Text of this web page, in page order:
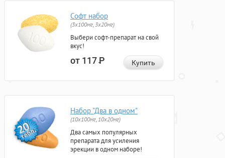
Софт набор
(3x100мг, 3x20мг)
Выбери софт-препарат на свой
вкус!
от 117Р Купить
Набор "Два в одном"
(10x100мг, 10x20мг)
Два самых популярных
препарата для усиления
эрекции в одном наборе!